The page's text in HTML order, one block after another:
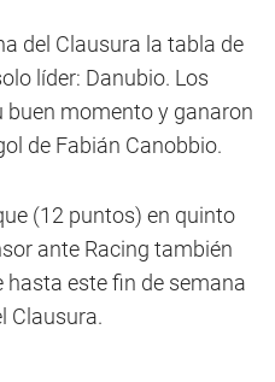
del Clausura la tabla de
líder: Danubio. Los
momento y ganaron
de Fabián Canobbio.
(12 puntos) en quinto
ante Racing también
hasta este fin de semana
Clausura.